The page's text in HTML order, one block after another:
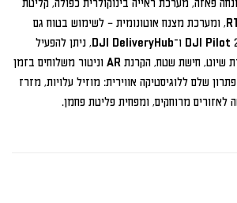
לאזורים מרוחקים, ומפחית פליטת פחמן.